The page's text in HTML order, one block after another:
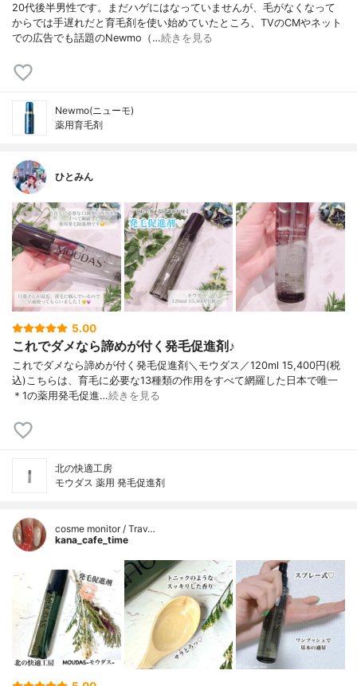
20代後半男性です。まだハゲにはなっていませんが、毛がなくなって
からでは手遅れだと育毛剤を使い始めていたところ、TVのCMやネット
での広告でも話題のNewmo（…続きを見る
Newmo(ニューモ)
薬用育毛剤
ひとみん
5.00
これでダメなら諦めが付く発毛促進剤♪
これでダメなら諦めが付く発毛促進剤＼モウダス／120ml 15,400円(税
込)こちらは、育毛に必要な13種類の作用をすべて網羅した日本で唯一
＊1の薬用発毛促進…続きを見る
北の快適工房
モウダス 薬用 発毛促進剤
cosme monitor / Trav…
kana_cafe_time